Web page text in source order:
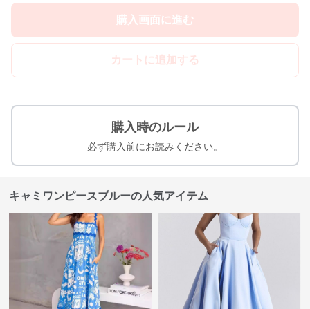
購入画面に進む
カートに追加する
購入時のルール
必ず購入前にお読みください。
キャミワンピースブルーの人気アイテム